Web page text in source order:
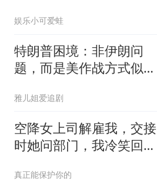
你签约
娱乐小可爱蛙
特朗普困境：非伊朗问
题，而是美作战方式似苏
雅儿姐爱追剧
空降女上司解雇我，交接
时她问部门，我冷笑回
真正能保护你的